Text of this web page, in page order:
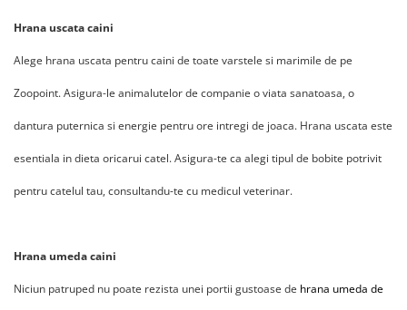
Hrana uscata caini
Alege hrana uscata pentru caini de toate varstele si marimile de pe
Zoopoint. Asigura-le animalutelor de companie o viata sanatoasa, o
dantura puternica si energie pentru ore intregi de joaca. Hrana uscata este
esentiala in dieta oricarui catel. Asigura-te ca alegi tipul de bobite potrivit
pentru catelul tau, consultandu-te cu medicul veterinar.
Hrana umeda caini
Niciun patruped nu poate rezista unei portii gustoase de hrana umeda de